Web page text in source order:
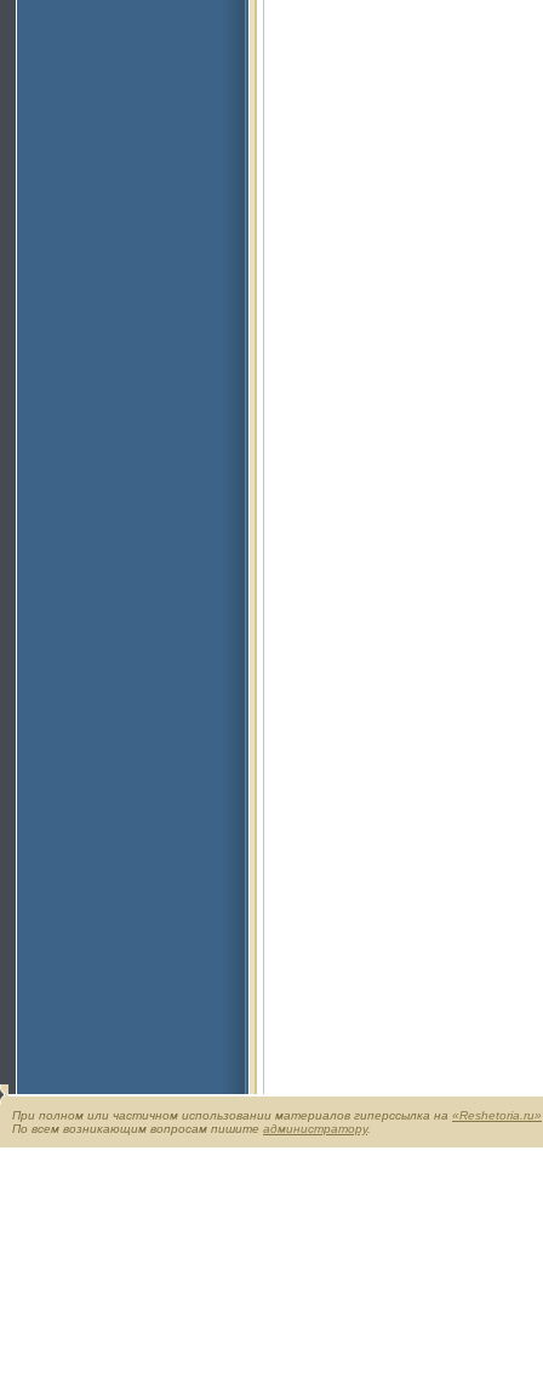
При полном или частичном использовании материалов гиперссылка на «Reshetoria.ru»
По всем возникающим вопросам пишите администратору.